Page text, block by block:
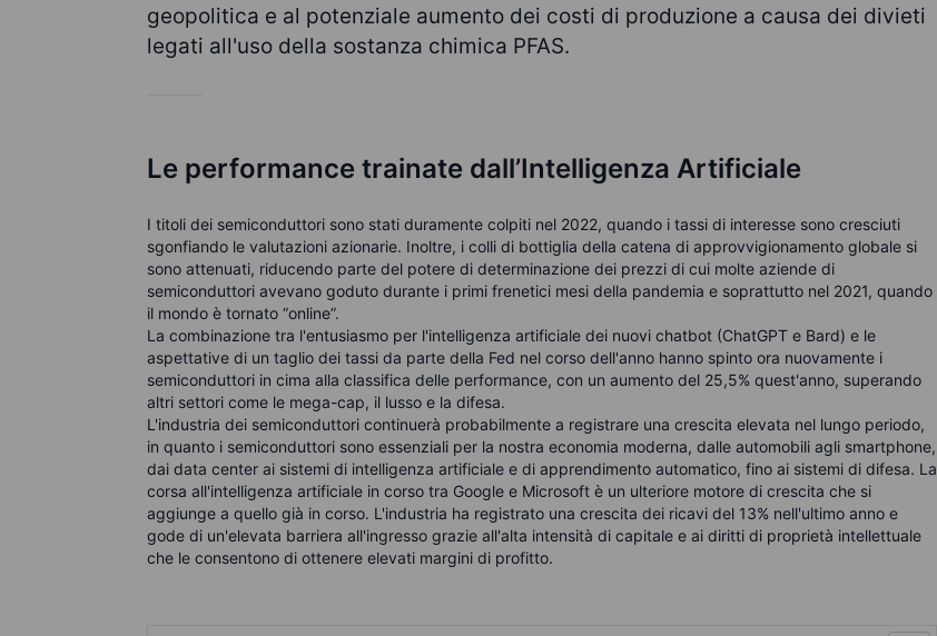
geopolitica e al potenziale aumento dei costi di produzione a causa dei divieti
legati all'uso della sostanza chimica PFAS.
Le performance trainate dall’Intelligenza Artificiale
I titoli dei semiconduttori sono stati duramente colpiti nel 2022, quando i tassi di interesse sono cresciuti
sgonfiando le valutazioni azionarie. Inoltre, i colli di bottiglia della catena di approvvigionamento globale si
sono attenuati, riducendo parte del potere di determinazione dei prezzi di cui molte aziende di
semiconduttori avevano goduto durante i primi frenetici mesi della pandemia e soprattutto nel 2021, quando
il mondo è tornato “online”.
La combinazione tra l'entusiasmo per l'intelligenza artificiale dei nuovi chatbot (ChatGPT e Bard) e le
aspettative di un taglio dei tassi da parte della Fed nel corso dell'anno hanno spinto ora nuovamente i
semiconduttori in cima alla classifica delle performance, con un aumento del 25,5% quest'anno, superando
altri settori come le mega-cap, il lusso e la difesa.
L'industria dei semiconduttori continuerà probabilmente a registrare una crescita elevata nel lungo periodo,
in quanto i semiconduttori sono essenziali per la nostra economia moderna, dalle automobili agli smartphone,
dai data center ai sistemi di intelligenza artificiale e di apprendimento automatico, fino ai sistemi di difesa. La
corsa all'intelligenza artificiale in corso tra Google e Microsoft è un ulteriore motore di crescita che si
aggiunge a quello già in corso. L'industria ha registrato una crescita dei ricavi del 13% nell'ultimo anno e
gode di un'elevata barriera all'ingresso grazie all'alta intensità di capitale e ai diritti di proprietà intellettuale
che le consentono di ottenere elevati margini di profitto.